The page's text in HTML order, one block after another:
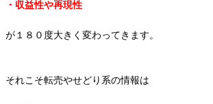
・収益性や再現性
が１８０度大きく変わってきます。
それこそ転売やせどり系の情報は